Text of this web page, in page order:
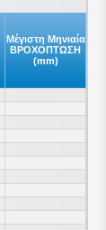
Μέγιστη Μηνιαία
ΒΡΟΧΟΠΤΩΣΗ
(mm)